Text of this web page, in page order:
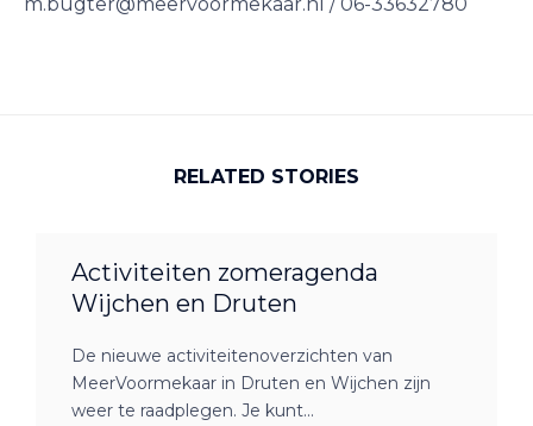
RELATED STORIES
Activiteiten zomeragenda
Wijchen en Druten
De nieuwe activiteitenoverzichten van
MeerVoormekaar in Druten en Wijchen zijn
weer te raadplegen. Je kunt...